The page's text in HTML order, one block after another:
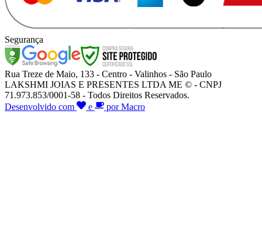
Segurança
Rua Treze de Maio, 133 - Centro - Valinhos - São Paulo
LAKSHMI JOIAS E PRESENTES LTDA ME © - CNPJ
71.973.853/0001-58 - Todos Direitos Reservados.
Desenvolvido com
e por Macro